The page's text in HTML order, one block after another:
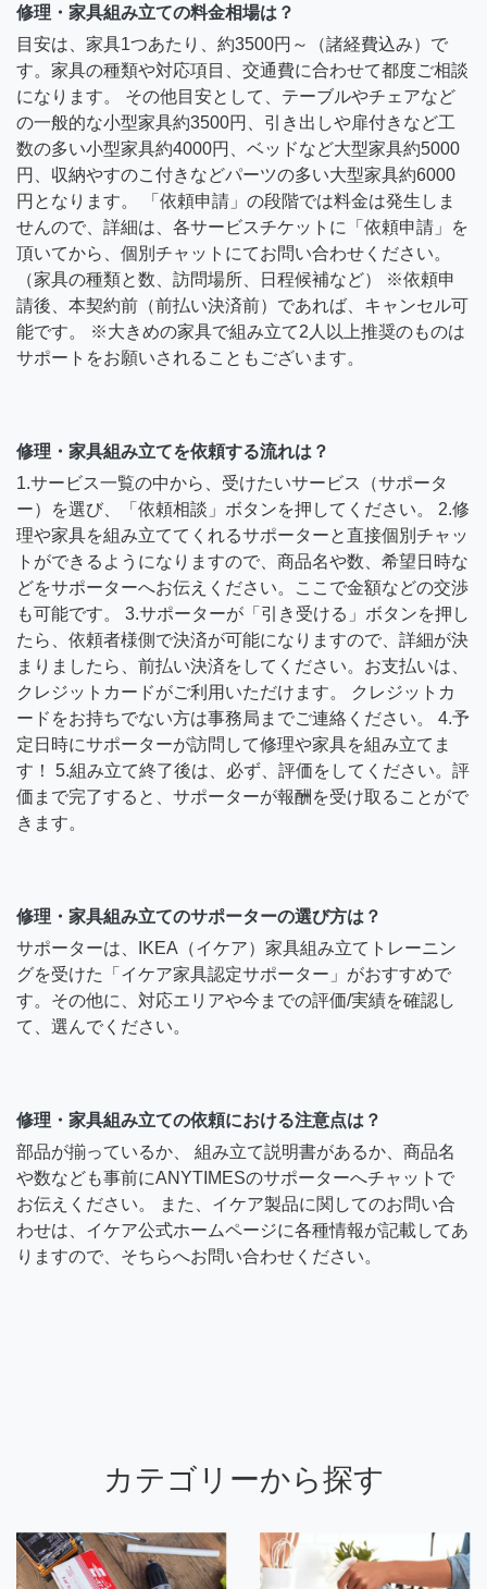
修理・家具組み立ての料金相場は？
目安は、家具1つあたり、約3500円～（諸経費込み）で
す。家具の種類や対応項目、交通費に合わせて都度ご相談
になります。 その他目安として、テーブルやチェアなど
の一般的な小型家具約3500円、引き出しや扉付きなど工
数の多い小型家具約4000円、ベッドなど大型家具約5000
円、収納やすのこ付きなどパーツの多い大型家具約6000
円となります。 「依頼申請」の段階では料金は発生しま
せんので、詳細は、各サービスチケットに「依頼申請」を
頂いてから、個別チャットにてお問い合わせください。
（家具の種類と数、訪問場所、日程候補など） ※依頼申
請後、本契約前（前払い決済前）であれば、キャンセル可
能です。 ※大きめの家具で組み立て2人以上推奨のものは
サポートをお願いされることもございます。
修理・家具組み立てを依頼する流れは？
1.サービス一覧の中から、受けたいサービス（サポータ
ー）を選び、「依頼相談」ボタンを押してください。 2.修
理や家具を組み立ててくれるサポーターと直接個別チャッ
トができるようになりますので、商品名や数、希望日時な
どをサポーターへお伝えください。ここで金額などの交渉
も可能です。 3.サポーターが「引き受ける」ボタンを押し
たら、依頼者様側で決済が可能になりますので、詳細が決
まりましたら、前払い決済をしてください。お支払いは、
クレジットカードがご利用いただけます。 クレジットカ
ードをお持ちでない方は事務局までご連絡ください。 4.予
定日時にサポーターが訪問して修理や家具を組み立てま
す！ 5.組み立て終了後は、必ず、評価をしてください。評
価まで完了すると、サポーターが報酬を受け取ることがで
きます。
修理・家具組み立てのサポーターの選び方は？
サポーターは、IKEA（イケア）家具組み立てトレーニン
グを受けた「イケア家具認定サポーター」がおすすめで
す。その他に、対応エリアや今までの評価/実績を確認し
て、選んでください。
修理・家具組み立ての依頼における注意点は？
部品が揃っているか、 組み立て説明書があるか、商品名
や数なども事前にANYTIMESのサポーターへチャットで
お伝えください。 また、イケア製品に関してのお問い合
わせは、イケア公式ホームページに各種情報が記載してあ
りますので、そちらへお問い合わせください。
カテゴリーから探す